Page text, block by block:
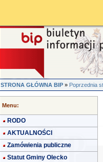
STRONA GŁÓWNA BIP»Poprzednia
Menu:
RODO
AKTUALNOŚCI
Zamówienia publiczne
Statut Gminy Olecko